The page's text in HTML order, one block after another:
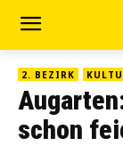
2. BEZIRK
schon